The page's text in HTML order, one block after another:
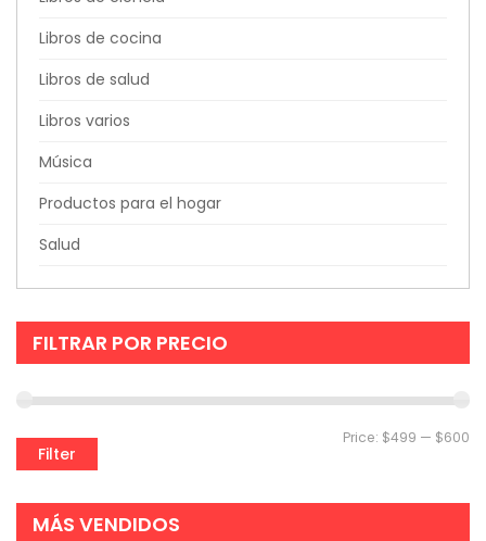
Libros de cocina
Libros de salud
Libros varios
Música
Productos para el hogar
Salud
FILTRAR POR PRECIO
Filter
Price: $499 — $600
MÁS VENDIDOS